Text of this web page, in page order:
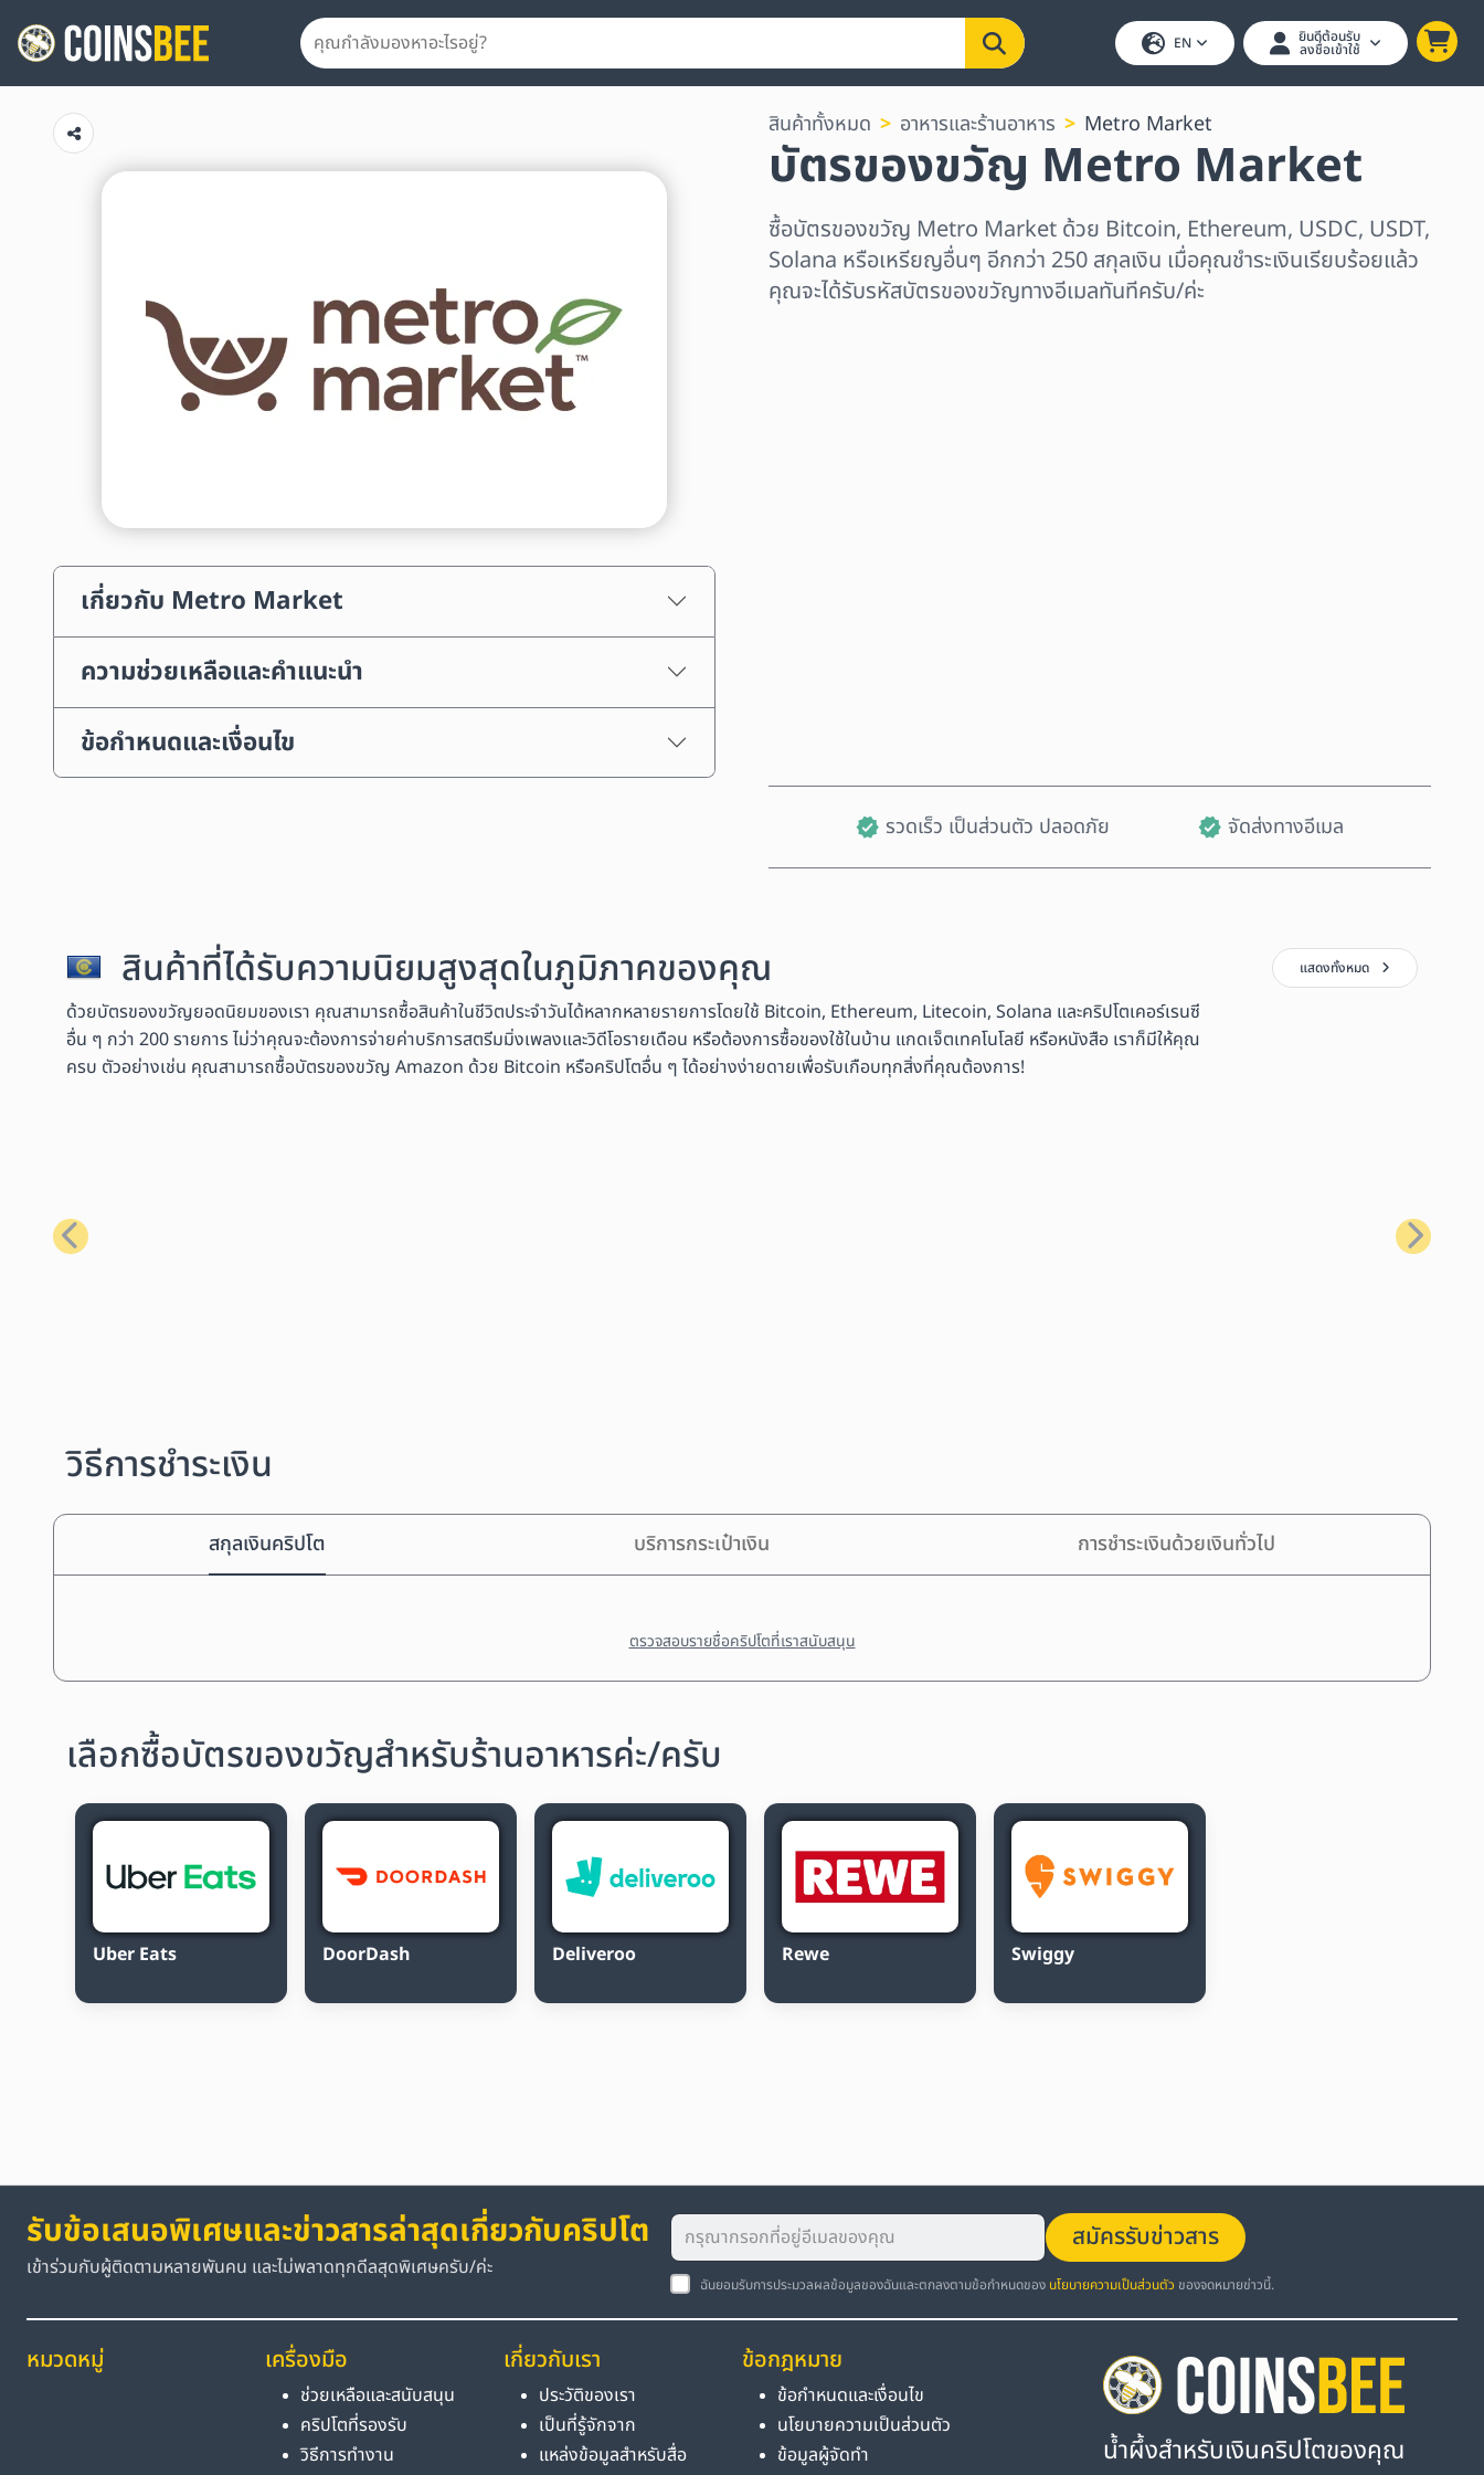
EN ยินดีต้อนรับ
ลงชื่อเข้าใช้
เกี่ยวกับ Metro Market
ความช่วยเหลือและคำแนะนำ
ข้อกำหนดและเงื่อนไข
สินค้าทั้งหมด อาหารและร้านอาหาร Metro Market
บัตรของขวัญ Metro Market
ซื้อบัตรของขวัญ Metro Market ด้วย Bitcoin, Ethereum, USDC, USDT,
Solana หรือเหรียญอื่นๆ อีกกว่า 250 สกุลเงิน เมื่อคุณชำระเงินเรียบร้อยแล้ว
คุณจะได้รับรหัสบัตรของขวัญทางอีเมลทันทีครับ/ค่ะ
รวดเร็ว เป็นส่วนตัว ปลอดภัย จัดส่งทางอีเมล
สินค้าที่ได้รับความนิยมสูงสุดในภูมิภาคของคุณ
ด้วยบัตรของขวัญยอดนิยมของเรา คุณสามารถซื้อสินค้าในชีวิตประจำวันได้หลากหลายรายการโดยใช้ Bitcoin, Ethereum, Litecoin, Solana และคริปโตเคอร์เรนซี
อื่น ๆ กว่า 200 รายการ ไม่ว่าคุณจะต้องการจ่ายค่าบริการสตรีมมิ่งเพลงและวิดีโอรายเดือน หรือต้องการซื้อของใช้ในบ้าน แกดเจ็ตเทคโนโลยี หรือหนังสือ เราก็มีให้คุณ
ครบ ตัวอย่างเช่น คุณสามารถซื้อบัตรของขวัญ Amazon ด้วย Bitcoin หรือคริปโตอื่น ๆ ได้อย่างง่ายดายเพื่อรับเกือบทุกสิ่งที่คุณต้องการ!
แสดงทั้งหมด
ก่อนหน้า ถัดไป
วิธีการชำระเงิน
สกุลเงินคริปโต บริการกระเป๋าเงิน การชำระเงินด้วยเงินทั่วไป
ตรวจสอบรายชื่อคริปโตที่เราสนับสนุน
เลือกซื้อบัตรของขวัญสำหรับร้านอาหารค่ะ/ครับ
Uber Eats DoorDash Deliveroo Rewe Swiggy
รับข้อเสนอพิเศษและข่าวสารล่าสุดเกี่ยวกับคริปโต
เข้าร่วมกับผู้ติดตามหลายพันคน และไม่พลาดทุกดีลสุดพิเศษครับ/ค่ะ
สมัครรับข่าวสาร
ฉันยอมรับการประมวลผลข้อมูลของฉันและตกลงตามข้อกำหนดของ นโยบายความเป็นส่วนตัว ของจดหมายข่าวนี้.
หมวดหมู่ เครื่องมือ
ช่วยเหลือและสนับสนุน
คริปโตที่รองรับ
วิธีการทำงาน
เกี่ยวกับเรา
ประวัติของเรา
เป็นที่รู้จักจาก
แหล่งข้อมูลสำหรับสื่อ
ข้อกฎหมาย
ข้อกำหนดและเงื่อนไข
นโยบายความเป็นส่วนตัว
ข้อมูลผู้จัดทำ
น้ำผึ้งสำหรับเงินคริปโตของคุณ